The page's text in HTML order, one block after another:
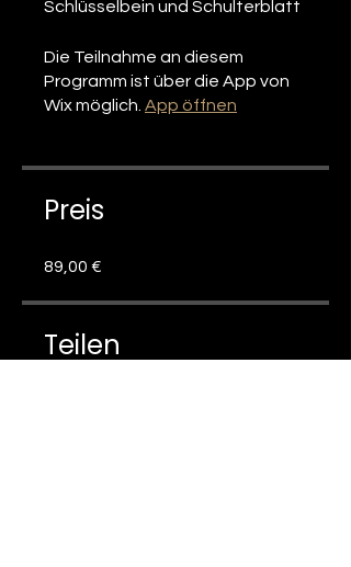
Die Teilnahme an diesem
Programm ist über die App von
Wix möglich. App öffnen
Preis
89,00 €
Teilen